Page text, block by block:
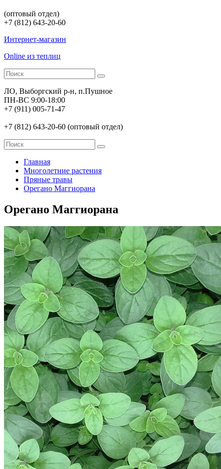
(оптовый отдел)
+7 (812) 643-20-60
Интернет-магазин
Online из теплиц
ЛО, Выборгский р-н, п.Пушное
ПН-ВС 9:00-18:00
+7 (911) 005-71-47
+7 (812) 643-20-60 (оптовый отдел)
Главная
Многолетние растения
Пряные травы
Орегано Маггиорана
Орегано Маггиорана